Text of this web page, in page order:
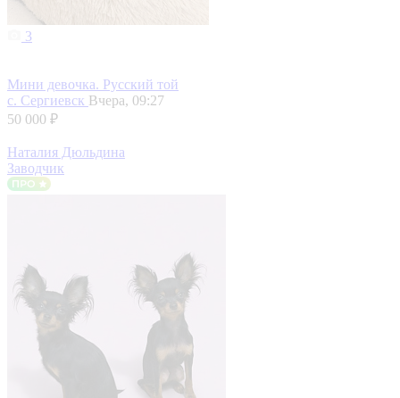
3
Мини девочка. Русский той
с. Сергиевск Вчера, 09:27
50 000 ₽
Наталия Дюльдина
Заводчик